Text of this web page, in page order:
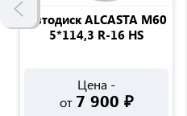
Автодиск ALCASTA M60
5*114,3 R-16 HS
Цена -
от 7 900 ₽